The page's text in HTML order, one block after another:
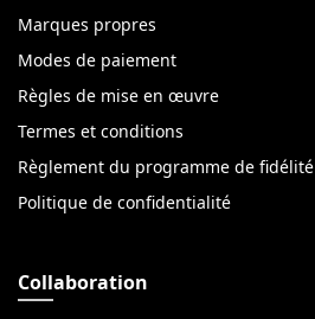
Marques propres
Modes de paiement
Règles de mise en œuvre
Termes et conditions
Règlement du programme de fidélité
Politique de confidentialité
Collaboration